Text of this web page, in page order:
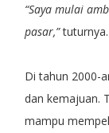
“Saya mulai
pasar,”tuturnya.
Di tahun 2000-
dan kemajuan.
mampu